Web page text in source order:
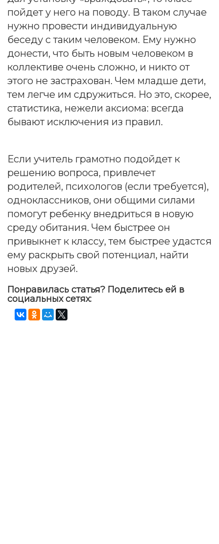
пойдет у него на поводу. В таком случае
нужно провести индивидуальную
беседу с таким человеком. Ему нужно
донести, что быть новым человеком в
коллективе очень сложно, и никто от
этого не застрахован. Чем младше дети,
тем легче им сдружиться. Но это, скорее,
статистика, нежели аксиома: всегда
бывают исключения из правил.
Если учитель грамотно подойдет к
решению вопроса, привлечет
родителей, психологов (если требуется),
одноклассников, они общими силами
помогут ребенку внедриться в новую
среду обитания. Чем быстрее он
привыкнет к классу, тем быстрее удастся
ему раскрыть свой потенциал, найти
новых друзей.
Понравилась статья? Поделитесь ей в
социальных сетях: